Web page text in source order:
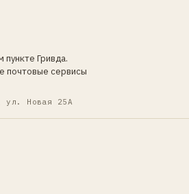
Гривда.
почтовые сервисы
ул. Новая 25А